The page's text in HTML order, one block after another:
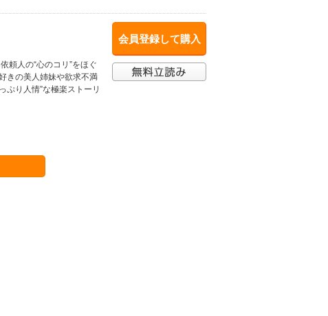
会員登録して購入
頼人の“心のコリ”をほぐ
きの美人姉妹や欲求不満
ぷり人情”な極楽ストーリ